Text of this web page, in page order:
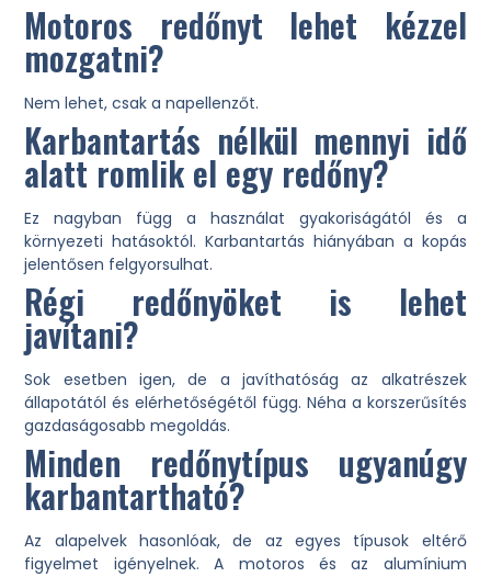
Motoros redőnyt lehet kézzel
mozgatni?
Nem lehet, csak a napellenzőt.
Karbantartás nélkül mennyi idő
alatt romlik el egy redőny?
Ez nagyban függ a használat gyakoriságától és a
környezeti hatásoktól. Karbantartás hiányában a kopás
jelentősen felgyorsulhat.
Régi redőnyöket is lehet
javítani?
Sok esetben igen, de a javíthatóság az alkatrészek
állapotától és elérhetőségétől függ. Néha a korszerűsítés
gazdaságosabb megoldás.
Minden redőnytípus ugyanúgy
karbantartható?
Az alapelvek hasonlóak, de az egyes típusok eltérő
figyelmet igényelnek. A motoros és az alumínium